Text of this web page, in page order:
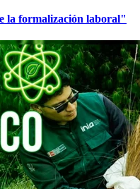
la formalización laboral"